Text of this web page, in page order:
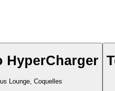
HyperCharger
Lounge, Coquelles